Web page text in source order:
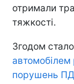
отримали
тяжкості.
Згодом
автомобілем
порушень